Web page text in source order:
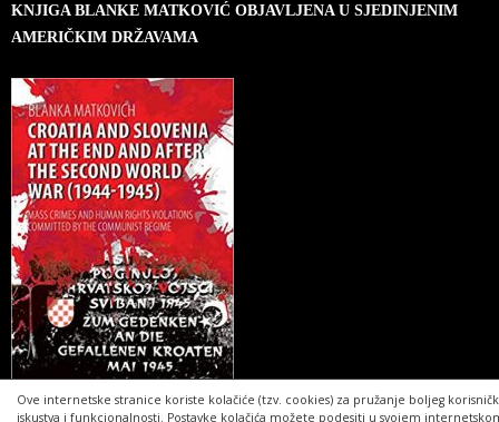
Ove internetske stranice koriste kolačiće (tzv. cookies) za pružanje boljeg
iskustva i funkcionalnosti. Postavke kolačića možete podesiti u svojem
KNJIGA BLANKE MATKOVIĆ OBJAVLJENA U SJEDINJENIM
AMERIČKIM DRŽAVAMA